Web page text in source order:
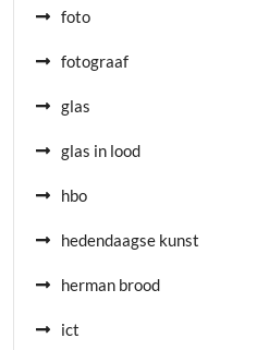
foto
fotograaf
glas
glas in lood
hbo
hedendaagse kunst
herman brood
ict